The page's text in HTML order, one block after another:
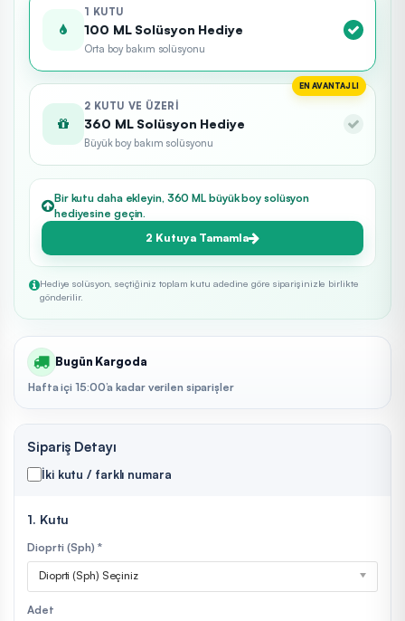
1 KUTU
100 ML Solüsyon Hediye
Orta boy bakım solüsyonu
EN AVANTAJLI
2 KUTU VE ÜZERI
360 ML Solüsyon Hediye
Büyük boy bakım solüsyonu
Bir kutu daha ekleyin, 360 ML büyük boy solüsyon
hediyesine geçin.
2 Kutuya Tamamla
Hediye solüsyon, seçtiğiniz toplam kutu adedine göre siparişinizle birlikte
gönderilir.
Bugün Kargoda
Hafta içi 15:00’a kadar verilen siparişler
Sipariş Detayı
İki kutu / farklı numara
1. Kutu
Dioprti (Sph) *
Dioprti (Sph) Seçiniz
Adet